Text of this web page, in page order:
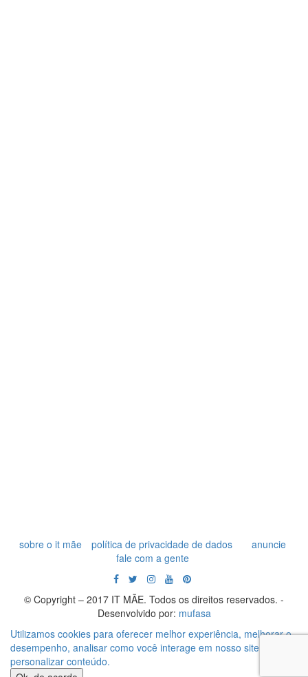
sobre o it mãe política de privacidade de dados
anuncie
fale com a gente
© Copyright – 2017 IT MÃE. Todos os direitos reservados. -
Desenvolvido por: mufasa
Utilizamos cookies para oferecer melhor experiência, melhorar o
desempenho, analisar como você interage em nosso site e
personalizar conteúdo.